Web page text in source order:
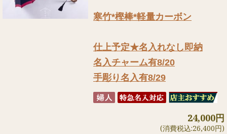
寒竹*樫棒*軽量カーボン
仕上予定★名入れなし即納
名入チャーム有8/20
手彫り名入有8/29
24,000円
(消費税込:26,400円)